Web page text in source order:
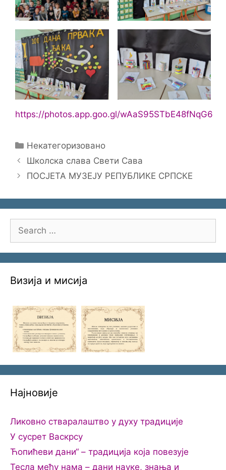
https://photos.app.goo.gl/wAaS95STbE48fNqG6
Categories
Некатегоризовано
Школска слава Свети Сава
ПОСЈЕТА МУЗЕЈУ РЕПУБЛИКЕ СРПСКЕ
for:
Визија и мисија
Најновије
Ликовно стваралаштво у духу традиције
У сусрет Васкрсу
Ћопићеви дани“ – традиција која повезује
Тесла међу нама – дани науке, знања и